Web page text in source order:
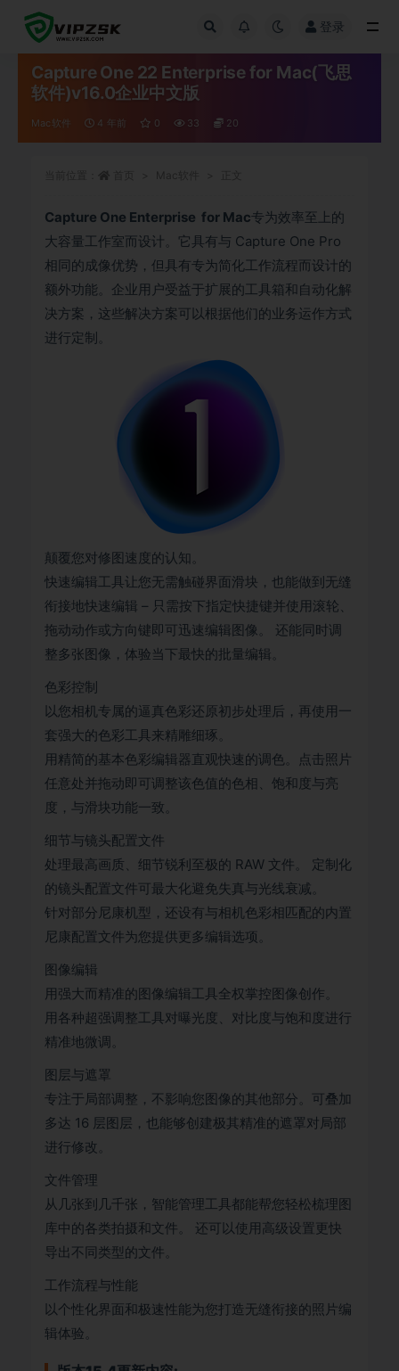
登录
Capture One 22 Enterprise for Mac(飞思
软件)v16.0企业中文版
Mac软件 4 年前 0 33 20
Capture One Enterprise for Mac专为效率至上的
大容量工作室而设计。它具有与 Capture One Pro
相同的成像优势，但具有专为简化工作流程而设计的
额外功能。企业用户受益于扩展的工具箱和自动化解
决方案，这些解决方案可以根据他们的业务运作方式
进行定制。
颠覆您对修图速度的认知。
快速编辑工具让您无需触碰界面滑块，也能做到无缝
衔接地快速编辑 – 只需按下指定快捷键并使用滚轮、
拖动动作或方向键即可迅速编辑图像。 还能同时调
整多张图像，体验当下最快的批量编辑。
色彩控制
以您相机专属的逼真色彩还原初步处理后，再使用一
套强大的色彩工具来精雕细琢。
用精简的基本色彩编辑器直观快速的调色。点击照片
任意处并拖动即可调整该色值的色相、饱和度与亮
度，与滑块功能一致。
细节与镜头配置文件
处理最高画质、细节锐利至极的 RAW 文件。 定制化
的镜头配置文件可最大化避免失真与光线衰减。
针对部分尼康机型，还设有与相机色彩相匹配的内置
尼康配置文件为您提供更多编辑选项。
图像编辑
用强大而精准的图像编辑工具全权掌控图像创作。
用各种超强调整工具对曝光度、对比度与饱和度进行
精准地微调。
图层与遮罩
专注于局部调整，不影响您图像的其他部分。可叠加
多达 16 层图层，也能够创建极其精准的遮罩对局部
进行修改。
文件管理
从几张到几千张，智能管理工具都能帮您轻松梳理图
库中的各类拍摄和文件。 还可以使用高级设置更快
导出不同类型的文件。
工作流程与性能
以个性化界面和极速性能为您打造无缝衔接的照片编
辑体验。